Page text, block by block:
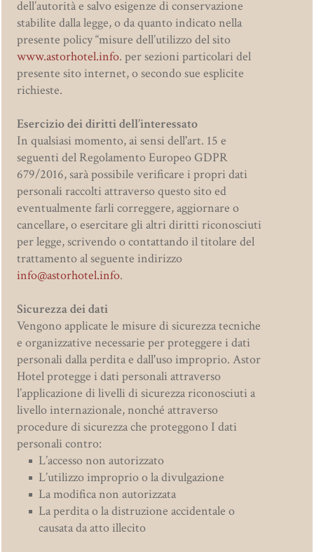
Astor
Buongustai
Attività
Offerte
Inverno
dell’autorità e salvo esigenze di conservazione
stabilite dalla legge, o da quanto indicato nella
presente policy “misure dell’utilizzo del sito
www.astorhotel.info. per sezioni particolari del
presente sito internet, o secondo sue esplicite
richieste.
Esercizio dei diritti dell’interessato
In qualsiasi momento, ai sensi dell'art. 15 e
seguenti del Regolamento Europeo GDPR
679/2016, sarà possibile verificare i propri dati
personali raccolti attraverso questo sito ed
eventualmente farli correggere, aggiornare o
cancellare, o esercitare gli altri diritti riconosciuti
per legge, scrivendo o contattando il titolare del
trattamento al seguente indirizzo
info@astorhotel.info.
Sicurezza dei dati
Vengono applicate le misure di sicurezza tecniche
e organizzative necessarie per proteggere i dati
personali dalla perdita e dall'uso improprio. Astor
Hotel protegge i dati personali attraverso
l’applicazione di livelli di sicurezza riconosciuti a
livello internazionale, nonché attraverso
procedure di sicurezza che proteggono I dati
personali contro:
L’accesso non autorizzato
L’utilizzo improprio o la divulgazione
La modifica non autorizzata
La perdita o la distruzione accidentale o
causata da atto illecito